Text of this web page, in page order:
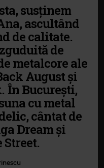
susținem
ascultând
de calitate.
de
metalcore ale
August și
În București,
cu metal
cântat de
Dream și